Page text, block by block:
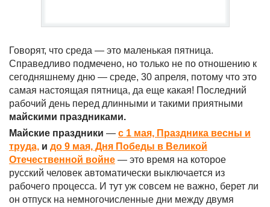
Говорят, что среда — это маленькая пятница.
Справедливо подмечено, но только не по отношению к
сегодняшнему дню — среде, 30 апреля, потому что это
самая настоящая пятница, да еще какая! Последний
рабочий день перед длинными и такими приятными
майскими праздниками.
Майские праздники — с 1 мая, Праздника весны и
труда, и до 9 мая, Дня Победы в Великой
Отечественной войне — это время на которое
русский человек автоматически выключается из
рабочего процесса. И тут уж совсем не важно, берет ли
он отпуск на немногочисленные дни между двумя